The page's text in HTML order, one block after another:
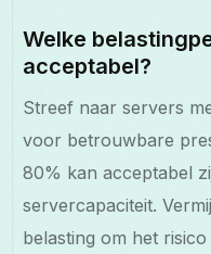
Welke
acceptabel?
Streef naar servers
voor betrouwbare
80% kan acceptabel
servercapaciteit.
belasting om het